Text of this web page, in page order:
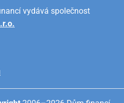
vydává společnost